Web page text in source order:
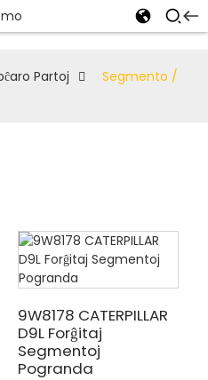
Partoj
Segmento /
9W8178 CATERPILLAR
D9L Forĝitaj
Segmentoj
Pogranda